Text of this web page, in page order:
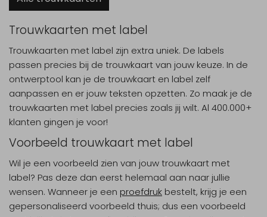
Trouwkaarten met label
Trouwkaarten met label zijn extra uniek. De labels
passen precies bij de trouwkaart van jouw keuze. In de
ontwerptool kan je de trouwkaart en label zelf
aanpassen en er jouw teksten opzetten. Zo maak je de
trouwkaarten met label precies zoals jij wilt. Al 400.000+
klanten gingen je voor!
Voorbeeld trouwkaart met label
Wil je een voorbeeld zien van jouw trouwkaart met
label? Pas deze dan eerst helemaal aan naar jullie
wensen. Wanneer je een proefdruk bestelt, krijg je een
gepersonaliseerd voorbeeld thuis; dus een voorbeeld